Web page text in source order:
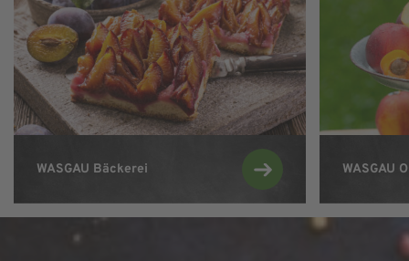
WASGAU Bäckerei WASGAU